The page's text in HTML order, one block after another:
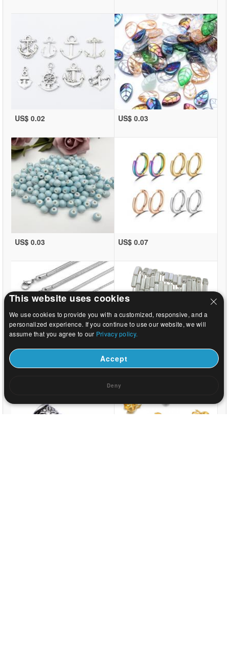
US$ 0.02 US$ 0.03
US$ 0.03 US$ 0.07
US$ 0.2 US$ 4.47
This website uses cookies
We use cookies to provide you with a customized, responsive, and a
personalized experience. If you continue to use our website, we will
assume that you agree to our Privacy policy.
Accept
Deny